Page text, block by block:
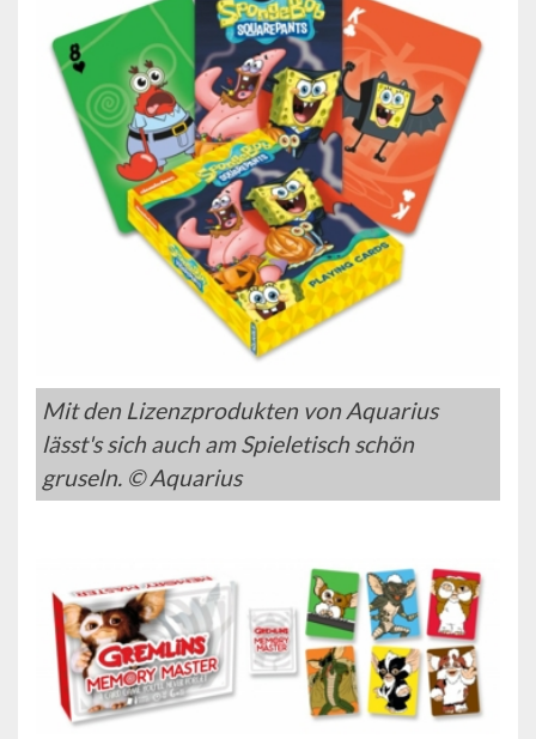
Mit den Lizenzprodukten von Aquarius
lässt's sich auch am Spieletisch schön
gruseln. © Aquarius